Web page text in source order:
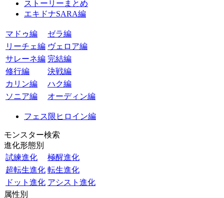
ストーリーまとめ
エキドナSARA編
マドゥ編
ゼラ編
リーチェ編 ヴェロア編
サレーネ編 完結編
修行編
決戦編
カリン編
ハク編
ソニア編
オーディン編
フェス限ヒロイン編
モンスター検索
進化形態別
試練進化
極醒進化
超転生進化 転生進化
ドット進化 アシスト進化
属性別